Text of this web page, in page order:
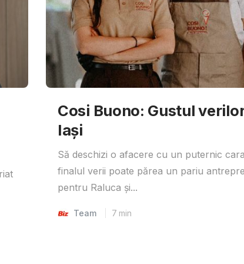
Cosi Buono: Gustul
Iași
Să deschizi o afacere cu un puternic
finalul verii poate părea un pariu
pentru Raluca și...
Team 7 min